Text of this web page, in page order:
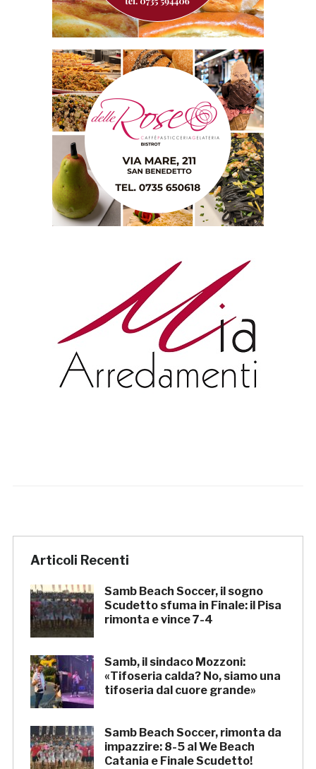
Articoli Recenti
Samb Beach Soccer, il sogno
Scudetto sfuma in Finale: il Pisa
rimonta e vince 7-4
Samb, il sindaco Mozzoni:
«Tifoseria calda? No, siamo una
tifoseria dal cuore grande»
Samb Beach Soccer, rimonta da
impazzire: 8-5 al We Beach
Catania e Finale Scudetto!